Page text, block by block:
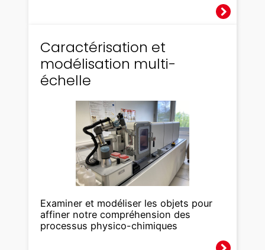
Caractérisation et
modélisation multi-
échelle
Examiner et modéliser les objets pour
affiner notre compréhension des
processus physico-chimiques